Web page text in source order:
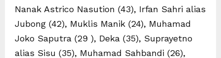
Nanak Astrico Nasution (43), Irfan Sahri alias
Jubong (42), Muklis Manik (24), Muhamad
Joko Saputra (29 ), Deka (35), Suprayetno
alias Sisu (35), Muhamad Sahbandi (26),